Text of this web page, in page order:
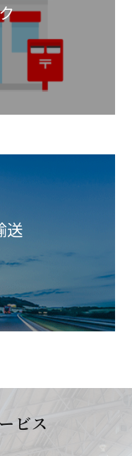
送
ビス